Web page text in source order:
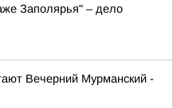
Заполярья" – дело
Вечерний Мурманский -